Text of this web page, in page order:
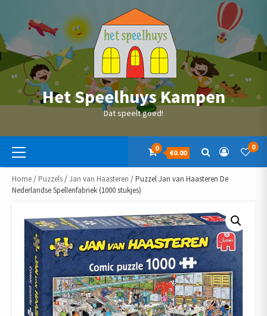
Het Speelhuys Kampen
Dat speelt goed!
Primaire
menu
0
€0.00
0
Home/ Puzzels/Jan van Haasteren / Puzzel Jan van Haasteren De
Nederlandse Spellenfabriek (1000 stukjes)